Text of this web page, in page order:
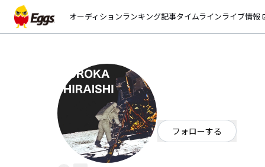
オーディションランキング記事タイムラインライブ情報
フォローする